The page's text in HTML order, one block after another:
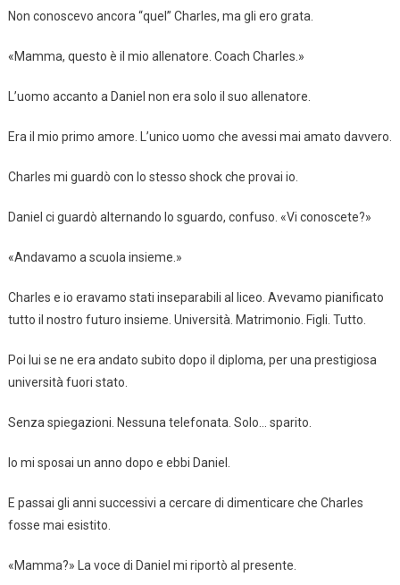
Non conoscevo ancora “quel” Charles, ma gli ero grata.
«Mamma, questo è il mio allenatore. Coach Charles.»
L’uomo accanto a Daniel non era solo il suo allenatore.
Era il mio primo amore. L’unico uomo che avessi mai amato davvero.
Charles mi guardò con lo stesso shock che provai io.
Daniel ci guardò alternando lo sguardo, confuso. «Vi conoscete?»
«Andavamo a scuola insieme.»
Charles e io eravamo stati inseparabili al liceo. Avevamo pianificato
tutto il nostro futuro insieme. Università. Matrimonio. Figli. Tutto.
Poi lui se ne era andato subito dopo il diploma, per una prestigiosa
università fuori stato.
Senza spiegazioni. Nessuna telefonata. Solo… sparito.
Io mi sposai un anno dopo e ebbi Daniel.
E passai gli anni successivi a cercare di dimenticare che Charles
fosse mai esistito.
«Mamma?» La voce di Daniel mi riportò al presente.